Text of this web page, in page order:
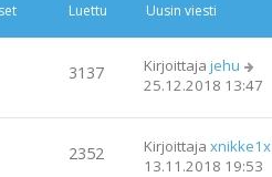
Luettu Uusin viesti
3137 Kirjoittaja jehu
25.12.2018 13:47
2352 Kirjoittaja xnikke1x
13.11.2018 19:53